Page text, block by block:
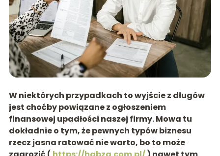
W niektórych przypadkach to wyjście z długów
jest choćby powiązane z ogłoszeniem
finansowej upadłości naszej firmy. Mowa tu
dokładnie o tym, że pewnych typów biznesu
rzecz jasna ratować nie warto, bo to może